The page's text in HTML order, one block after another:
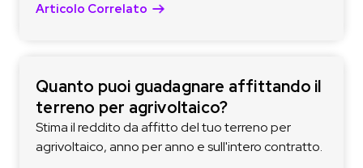
Articolo Correlato
Quanto puoi guadagnare affittando il
terreno per agrivoltaico?
Stima il reddito da affitto del tuo terreno per
agrivoltaico, anno per anno e sull'intero contratto.